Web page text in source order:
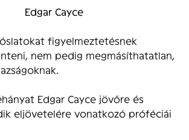
Edgar Cayce
figyelmeztetésnek
nem pedig megmásíthatatlan,
Edgar Cayce jövőre és
eljövetelére vonatkozó próféciái